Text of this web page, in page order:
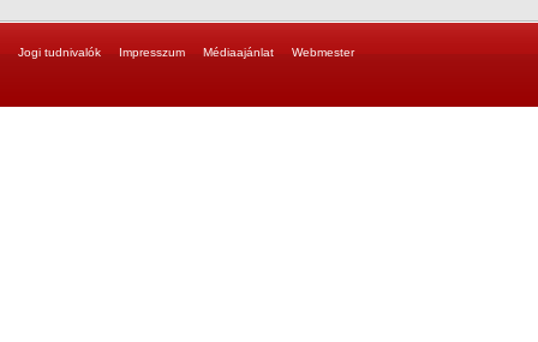
Jogi tudnivalók Impresszum Médiaajánlat Webmester